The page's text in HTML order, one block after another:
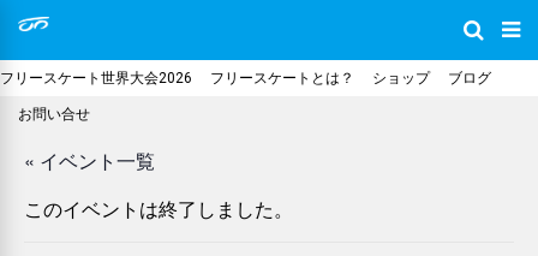
フリースケート世界大会2026 フリースケートとは？ ショップ ブログ
お問い合せ
« イベント一覧
このイベントは終了しました。